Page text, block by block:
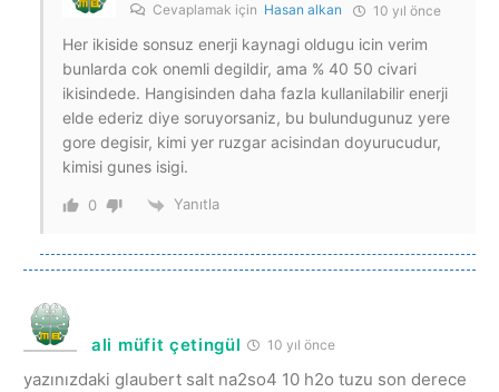
Cevaplamak için Hasan alkan 10 yıl önce
Her ikiside sonsuz enerji kaynagi oldugu icin verim
bunlarda cok onemli degildir, ama % 40 50 civari
ikisindede. Hangisinden daha fazla kullanilabilir enerji
elde ederiz diye soruyorsaniz, bu bulundugunuz yere
gore degisir, kimi yer ruzgar acisindan doyurucudur,
kimisi gunes isigi.
0 Yanıtla
ali müfit çetingül 10 yıl önce
yazınızdaki glaubert salt na2so4 10 h2o tuzu son derece